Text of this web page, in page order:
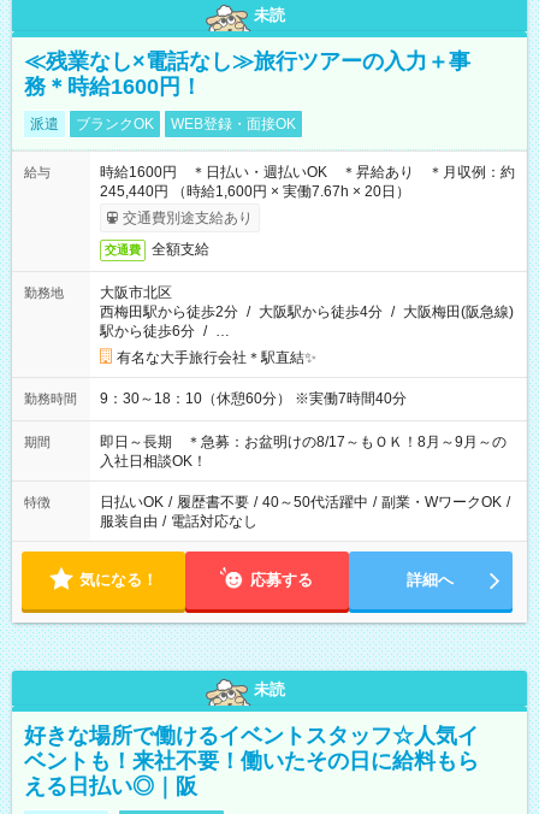
未読
≪残業なし×電話なし≫旅行ツアーの入力＋事
務＊時給1600円！
派遣 ブランクOK WEB登録・面接OK
給与
時給1600円 ＊日払い・週払いOK ＊昇給あり ＊月収例：約
245,440円 （時給1,600円 × 実働7.67h × 20日）
交通費別途支給あり
交通費 全額支給
勤務地
大阪市北区
西梅田駅から徒歩2分 / 大阪駅から徒歩4分 / 大阪梅田(阪急線)
駅から徒歩6分 / …
有名な大手旅行会社＊駅直結✨
勤務時間 9：30～18：10（休憩60分） ※実働7時間40分
期間
即日～長期 ＊急募：お盆明けの8/17～もＯＫ！8月～9月～の
入社日相談OK！
特徴 日払いOK / 履歴書不要 / 40～50代活躍中 / 副業・WワークOK /
服装自由 / 電話対応なし
気になる！ 応募する 詳細へ
未読
好きな場所で働けるイベントスタッフ☆人気イ
ベントも！来社不要！働いたその日に給料もら
える日払い◎｜阪